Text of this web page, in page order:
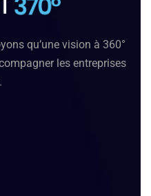
qu’une vision à 360°
les entreprises